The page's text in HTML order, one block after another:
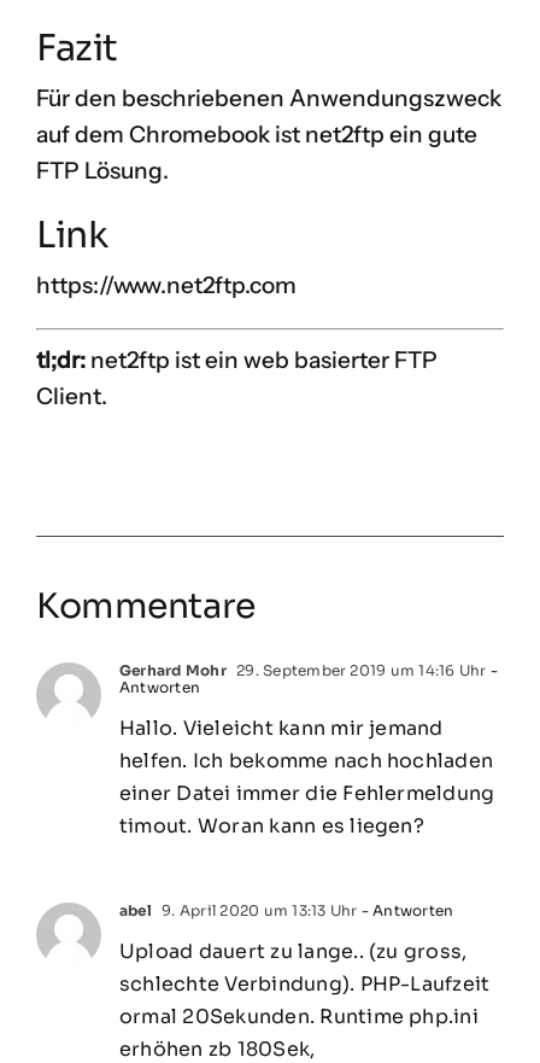
Fazit
Für den beschriebenen Anwendungszweck
auf dem Chromebook ist net2ftp ein gute
FTP Lösung.
Link
https://www.net2ftp.com
tl;dr: net2ftp ist ein web basierter FTP
Client.
Kommentare
Gerhard Mohr 29. September 2019 um 14:16 Uhr -
Antworten
Hallo. Vieleicht kann mir jemand
helfen. Ich bekomme nach hochladen
einer Datei immer die Fehlermeldung
timout. Woran kann es liegen?
abel 9. April 2020 um 13:13 Uhr - Antworten
Upload dauert zu lange.. (zu gross,
schlechte Verbindung). PHP-Laufzeit
ormal 20Sekunden. Runtime php.ini
erhöhen zb 180Sek,